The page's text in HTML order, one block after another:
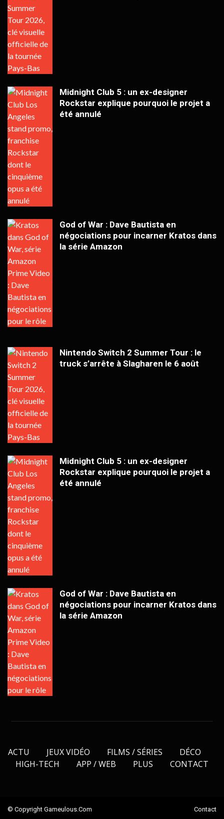
Midnight Club 5 : un ex-designer
Rockstar explique pourquoi le projet a
été annulé
God of War : Dave Bautista en
négociations pour incarner Kratos dans
la série Amazon
Nintendo Switch 2 Summer Tour : le
truck s’arrête à Slagharen le 6 août
Midnight Club 5 : un ex-designer
Rockstar explique pourquoi le projet a
été annulé
God of War : Dave Bautista en
négociations pour incarner Kratos dans
la série Amazon
ACTU JEUX VIDÉO FILMS / SÉRIES
DÉCO
HIGH-TECH
APP / WEB PLUS CONTACT
© Copyright Gameulous.com Contact